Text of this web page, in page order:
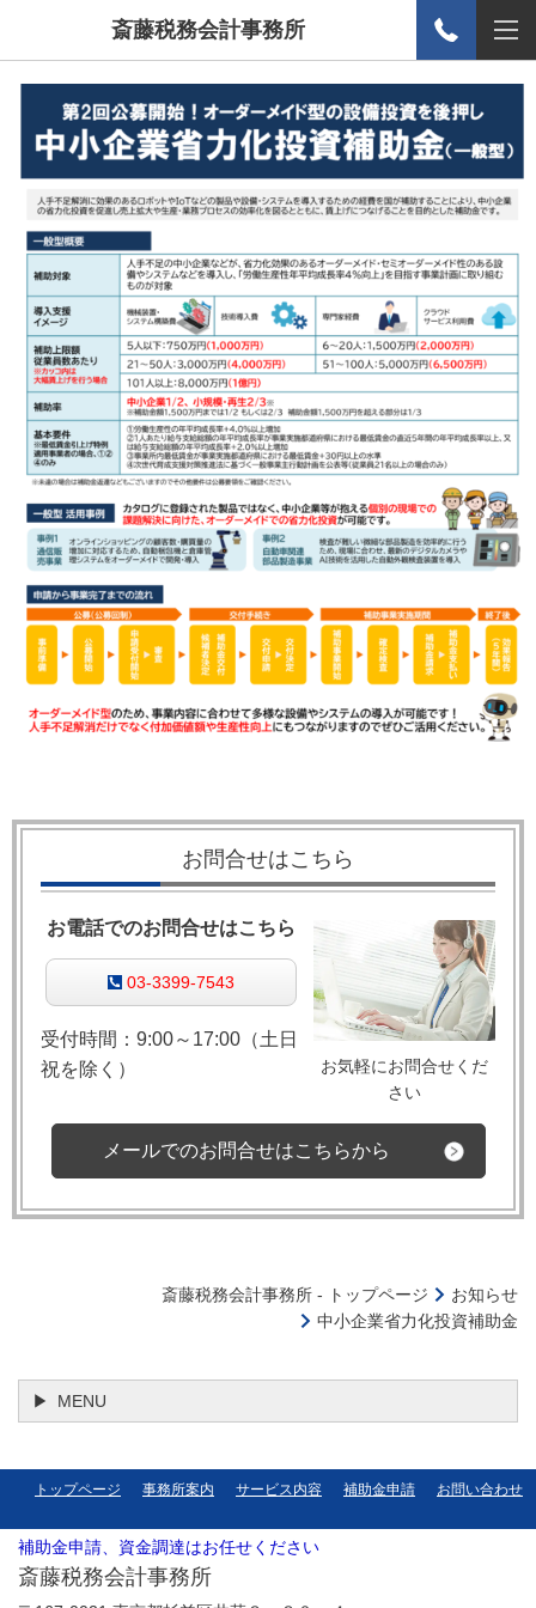
斎藤税務会計事務所
お問合せはこちら
お気軽にお問合せくだ
さい
お電話でのお問合せはこちら
03-3399-7543
受付時間：9:00～17:00（土日
祝を除く）
メールでのお問合せはこちらから
斎藤税務会計事務所 - トップページ
お知らせ
中小企業省力化投資補助金
MENU
トップページ 事務所案内 サービス内容 補助金申請 お問い合わせ
補助金申請、資金調達はお任せください
斎藤税務会計事務所